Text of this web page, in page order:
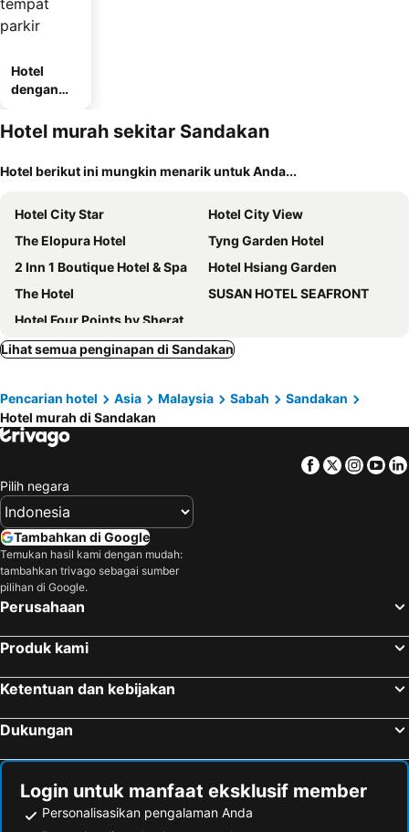
Hotel
dengan
parkir
Hotel murah sekitar Sandakan
Hotel berikut ini mungkin menarik untuk Anda...
Hotel City Star
Hotel City View
The Elopura Hotel
Tyng Garden Hotel
2 Inn 1 Boutique Hotel & Spa
Hotel Hsiang Garden
The Hotel
SUSAN HOTEL SEAFRONT
Hotel Four Points by Sheraton Sandakan
Lihat semua penginapan di Sandakan
Pencarian hotel Asia Malaysia Sabah
Sandakan
Hotel murah di Sandakan
Facebook
Twitter
Pilih negara
Tambahkan di Google
Temukan hasil kami dengan mudah:
tambahkan trivago sebagai sumber
pilihan di Google.
Perusahaan
Produk kami
Ketentuan dan kebijakan
Dukungan
Login untuk manfaat eksklusif member
Personalisasikan pengalaman Anda